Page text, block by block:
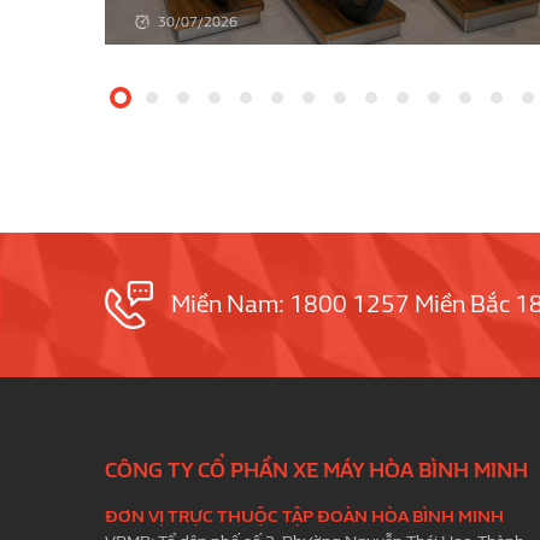
Đời SH
30/07/2026
Miền Nam: 1800 1257 Miền Bắc
CÔNG TY CỔ PHẦN XE MÁY HÒA BÌNH MINH
ĐƠN VỊ TRỰC THUỘC TẬP ĐOÀN HÒA BÌNH MINH